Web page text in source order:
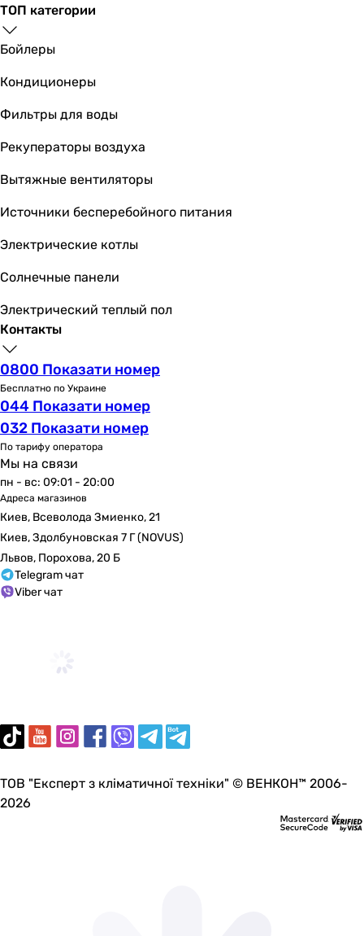
ТОП категории
Бойлеры
Кондиционеры
Фильтры для воды
Рекуператоры воздуха
Вытяжные вентиляторы
Источники бесперебойного питания
Электрические котлы
Солнечные панели
Электрический теплый пол
Контакты
0800 Показати номер
Бесплатно по Украине
044 Показати номер
032 Показати номер
По тарифу оператора
Мы на связи
пн - вс: 09:01 - 20:00
Адреса магазинов
Киев, Всеволода Змиенко, 21
Киев, Здолбуновская 7 Г (NOVUS)
Львов, Порохова, 20 Б
Telegram чат
Viber чат
ТОВ "Експерт з кліматичної техніки" © ВЕНКОН™ 2006-
2026